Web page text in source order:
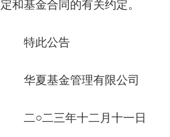
定和基金合同的有关约定。
特此公告
华夏基金管理有限公司
二○二三年十二月十一日